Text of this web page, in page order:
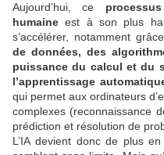
Aujourd’hui, ce
humaineest à son plus
s’accélérer, notamment
de données, des
puissance du calcul et du
l’apprentissage
qui permet aux ordinateurs
complexes (reconnaissance
prédiction et résolution de
L’IA devient donc de plus